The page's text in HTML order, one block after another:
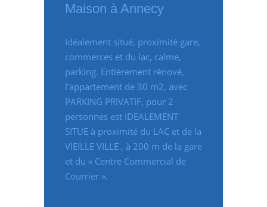
Maison à Annecy
Idéalement situé, proximité gare,
commerces et du lac, calme,
parking. Entièrement rénové,
l’appartement de 30 m2, avec
PARKING PRIVATIF, pour 2
personnes est IDEALEMENT
SITUE à proximité du LAC et de la
VIEILLE VILLE , à 200 m de la gare
et du « Centre Commercial de
Courrier ».